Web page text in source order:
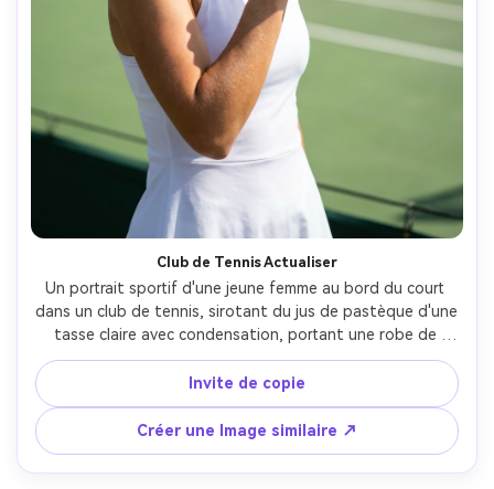
Club de Tennis Actualiser
Un portrait sportif d'une jeune femme au bord du court
dans un club de tennis, sirotant du jus de pastèque d'une
tasse claire avec condensation, portant une robe de
tennis blanche et visière, lumière du jour brillante et
propre, court vert doucement flou, prise sur Canon R5 70-
200mm à 135mm, portrait des trois quarts, style sportif
éditorial tranchant, textures et points forts réalistes- -ar
4:5
Invite de copie
Créer une Image similaire ↗